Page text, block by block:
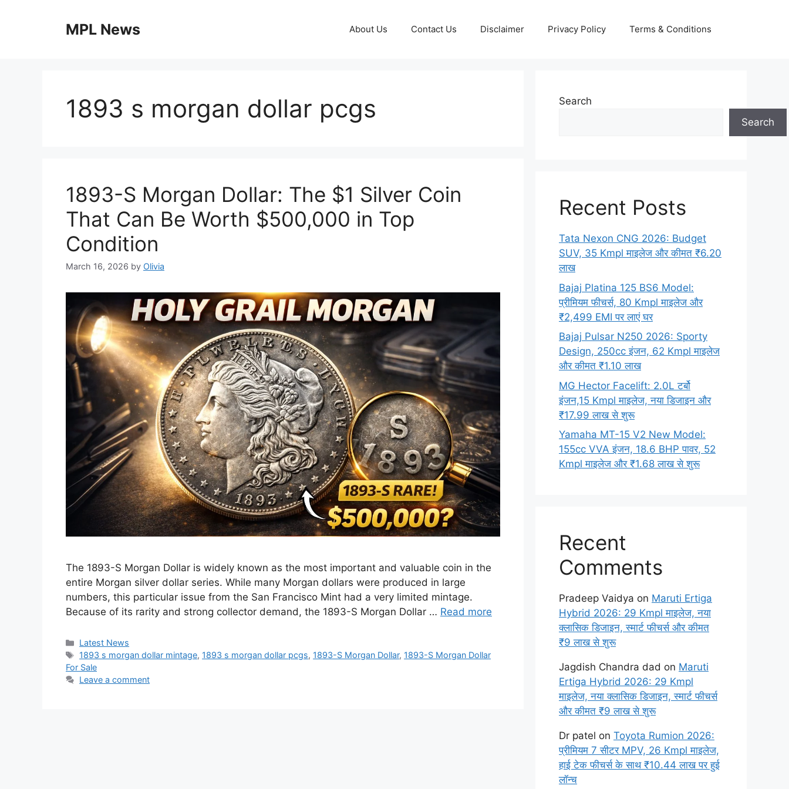
MPL News About Us Contact Us Disclaimer Privacy Policy Terms & Conditions
1893 s morgan dollar pcgs
1893-S Morgan Dollar: The $1 Silver Coin
That Can Be Worth $500,000 in Top
Condition
March 16, 2026 by Olivia
The 1893-S Morgan Dollar is widely known as the most important and valuable coin in the
entire Morgan silver dollar series. While many Morgan dollars were produced in large
numbers, this particular issue from the San Francisco Mint had a very limited mintage.
Because of its rarity and strong collector demand, the 1893-S Morgan Dollar … Read more
Categories
Latest News
Tags
1893 s morgan dollar mintage, 1893 s morgan dollar pcgs, 1893-S Morgan Dollar, 1893-S Morgan Dollar
For Sale
Leave a comment
Search
Search
Recent Posts
Tata Nexon CNG 2026: Budget
SUV, 35 Kmpl माइलेज और कीमत ₹6.20
लाख
Bajaj Platina 125 BS6 Model:
प्रीमियम फीचर्स, 80 Kmpl माइलेज और
₹2,499 EMI पर लाएं घर
Bajaj Pulsar N250 2026: Sporty
Design, 250cc इंजन, 62 Kmpl माइलेज
और कीमत ₹1.10 लाख
MG Hector Facelift: 2.0L टर्बो
इंजन,15 Kmpl माइलेज, नया डिजाइन और
₹17.99 लाख से शुरू
Yamaha MT-15 V2 New Model:
155cc VVA इंजन, 18.6 BHP पावर, 52
Kmpl माइलेज और ₹1.68 लाख से शुरू
Recent
Comments
Pradeep Vaidya on Maruti Ertiga
Hybrid 2026: 29 Kmpl माइलेज, नया
क्लासिक डिजाइन, स्मार्ट फीचर्स और कीमत
₹9 लाख से शुरू
Jagdish Chandra dad on Maruti
Ertiga Hybrid 2026: 29 Kmpl
माइलेज, नया क्लासिक डिजाइन, स्मार्ट फीचर्स
और कीमत ₹9 लाख से शुरू
Dr patel on Toyota Rumion 2026:
प्रीमियम 7 सीटर MPV, 26 Kmpl माइलेज,
हाई टेक फीचर्स के साथ ₹10.44 लाख पर हुई
लॉन्च